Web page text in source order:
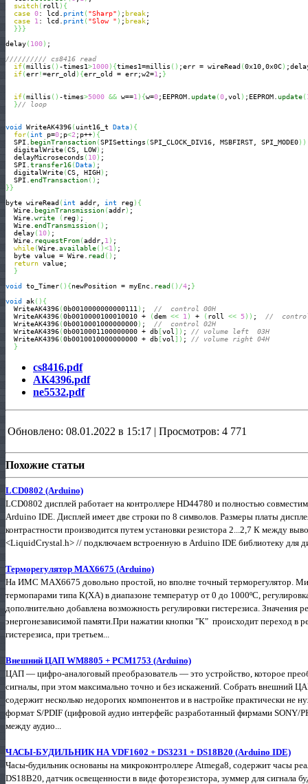
switch( roll ) {
case 0: lcd. print ( "Sharp" ) ; break;
case
1 : lcd. print ( "Slow " ) ; break;
}}}
delay( 100) ;
////////// cs8416 read
if(millis ( ) -times1>1000) {times1=millis ( ) ;err = wireRead (0x10,0x0C)
if(err!=err_old ) {err_old = err;w2=1 ; }
if(millis ( ) -times>5000 && w==1 ) {w=0;EEPROM. update(0 ,vol ) ;EEPROM. update(
}// loop
void WriteAK4396( uint16_t Data) {
for( int p=0;p<2 ;p++) {
  SPI.
beginTransaction(SPISettings (SPI_CLOCK_DIV16, MSBFIRST, SPI_MODE0) )
  digitalWrite
(CS, LOW) ;
  delayMicroseconds
( 10) ;
  SPI.
transfer16(Data) ;
  digitalWrite
(CS, HIGH) ;
  SPI.
endTransaction( )
}}
byte wireRead ( int addr, int reg) {
  Wire.
beginTransmission(addr) ;
  Wire.
write ( reg) ;
  Wire.
endTransmission( ) ;
  delay
( 10) ;
  Wire.
requestFrom(addr, 1 ) ;
while(Wire. available( )<1 ) ;
  byte value = Wire.
read ( ) ;
return value;
}
void to_Timer( ) {newPosition = myEnc. read ( ) /4; }
void ak( ) {
  WriteAK4396
(0b0010000000000111 ) ; //  control 00H
  WriteAK4396
(0b0010000100010010 + (dem << 1 ) + ( roll << 5) ) ; //  control
  WriteAK4396
(0b0010001000000000) ; //  control 02H
  WriteAK4396
(0b0010001100000000 + db [vol ] ) ; // volume left  03H
  WriteAK4396
(0b0010010000000000 + db [vol ] ) ; // volume right 04H
}
cs8416.pdf
AK4396.pdf
ne5532.pdf
Обновлено: 08.01.2022 в 15:17 | Просмотров: 4 771
Похожие статьи
LCD0802 (Arduino)
LCD0802 дисплей работает на контроллере HD44780 и полностью
Arduino IDE. Дисплей имеет две строки по 8 символов. Размеры платы
контрастности производится путем установки резистора 2...2,7 К между
<LiquidCrystal.h> // подключаем встроенную в Arduino IDE библиотеку для
Терморегулятор MAX6675 (Arduino)
На ИМС MAX6675 довольно простой, но вполне точный терморегулятор.
термопарами типа К(ХА) в диапазоне температур от 0 до 1000ºС,
дополнительно добавлена возможность регулировки гистерезиса. Значения
энергонезависимой памяти.При нажатии кнопки "К" происходит переход в
гистерезиса, при третьем...
Внешний ЦАП WM8805 + PCM1753 (Arduino)
ЦАП — цифро-аналоговый преобразователь — это устройство, которое
сигналы, при этом максимально точно и без искажений. Собрать внешний
содержит несколько недорогих компонентов и в настройке практически не
формат S/PDIF (цифровой аудио интерфейс разработанный фирмами SONY/
между аудио...
ЧАСЫ-БУДИЛЬНИК НА VDF1602 + DS3231 + DS18B20 (Arduino IDE)
Часы-будильник основаны на микроконтроллере Atmega8, содержит часы
DS18B20, датчик освещенности в виде фоторезистора, зуммер для сигнала